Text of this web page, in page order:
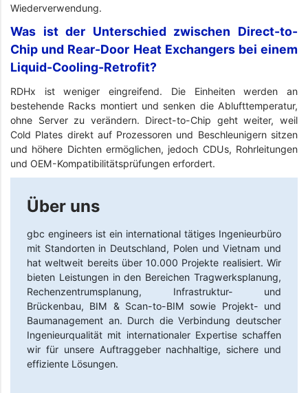
Wiederverwendung.
Was ist der Unterschied zwischen Direct-to-
Chip und Rear-Door Heat Exchangers bei einem
Liquid-Cooling-Retrofit?
RDHx ist weniger eingreifend. Die Einheiten werden an
bestehende Racks montiert und senken die Ablufttemperatur,
ohne Server zu verändern. Direct-to-Chip geht weiter, weil
Cold Plates direkt auf Prozessoren und Beschleunigern sitzen
und höhere Dichten ermöglichen, jedoch CDUs, Rohrleitungen
und OEM-Kompatibilitätsprüfungen erfordert.
Über uns
gbc engineers ist ein international tätiges Ingenieurbüro
mit Standorten in Deutschland, Polen und Vietnam und
hat weltweit bereits über 10.000 Projekte realisiert. Wir
bieten Leistungen in den Bereichen Tragwerksplanung,
Rechenzentrumsplanung, Infrastruktur- und
Brückenbau, BIM & Scan-to-BIM sowie Projekt- und
Baumanagement an. Durch die Verbindung deutscher
Ingenieurqualität mit internationaler Expertise schaffen
wir für unsere Auftraggeber nachhaltige, sichere und
effiziente Lösungen.